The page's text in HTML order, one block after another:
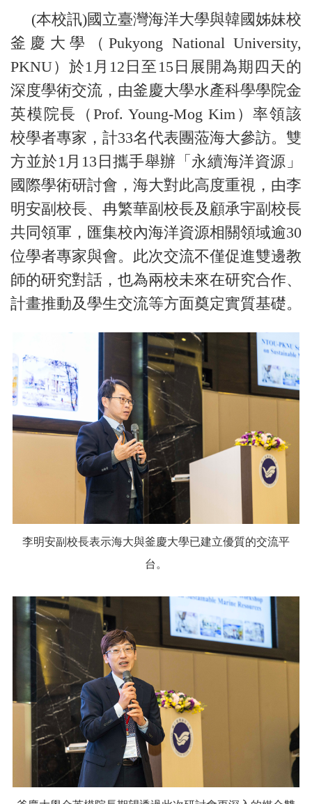
(本校訊)國立臺灣海洋大學與韓國姊妹校
釜慶大學（Pukyong National University,
PKNU）於1月12日至15日展開為期四天的
深度學術交流，由釜慶大學水產科學學院金
英模院長（Prof. Young-Mog Kim）率領該
校學者專家，計33名代表團蒞海大參訪。雙
方並於1月13日攜手舉辦「永續海洋資源」
國際學術研討會，海大對此高度重視，由李
明安副校長、冉繁華副校長及顧承宇副校長
共同領軍，匯集校內海洋資源相關領域逾30
位學者專家與會。此次交流不僅促進雙邊教
師的研究對話，也為兩校未來在研究合作、
計畫推動及學生交流等方面奠定實質基礎。
李明安副校長表示海大與釜慶大學已建立優質的交流平
台。